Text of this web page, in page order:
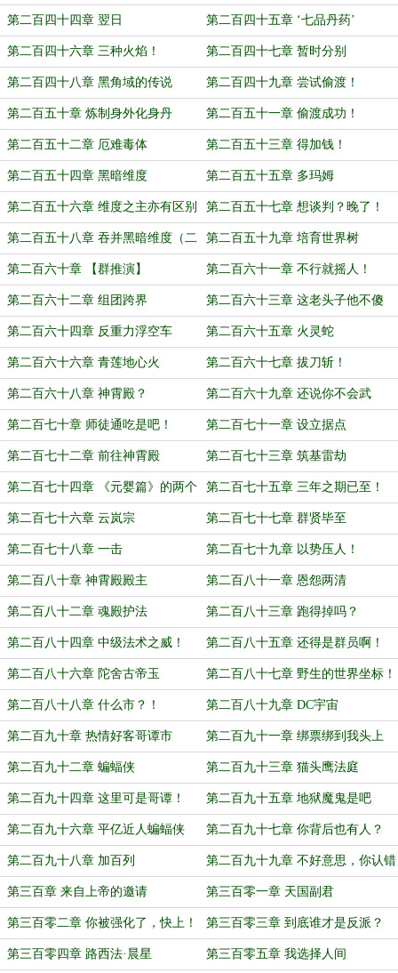
第二百四十四章 翌日 第二百四十五章 ‘七品丹药’
第二百四十六章 三种火焰！ 第二百四十七章 暂时分别
第二百四十八章 黑角域的传说 第二百四十九章 尝试偷渡！
第二百五十章 炼制身外化身丹 第二百五十一章 偷渡成功！
第二百五十二章 厄难毒体 第二百五十三章 得加钱！
第二百五十四章 黑暗维度 第二百五十五章 多玛姆
第二百五十六章 维度之主亦有区别 第二百五十七章 想谈判？晚了！
第二百五十八章 吞并黑暗维度（二
合一）
第二百五十九章 培育世界树
第二百六十章 【群推演】 第二百六十一章 不行就摇人！
第二百六十二章 组团跨界 第二百六十三章 这老头子他不傻
第二百六十四章 反重力浮空车 第二百六十五章 火灵蛇
第二百六十六章 青莲地心火 第二百六十七章 拔刀斩！
第二百六十八章 神霄殿？ 第二百六十九章 还说你不会武
功？！
第二百七十章 师徒通吃是吧！ 第二百七十一章 设立据点
第二百七十二章 前往神霄殿 第二百七十三章 筑基雷劫
第二百七十四章 《元婴篇》的两个
大方向
第二百七十五章 三年之期已至！
第二百七十六章 云岚宗 第二百七十七章 群贤毕至
第二百七十八章 一击 第二百七十九章 以势压人！
第二百八十章 神霄殿殿主 第二百八十一章 恩怨两清
第二百八十二章 魂殿护法 第二百八十三章 跑得掉吗？
第二百八十四章 中级法术之威！ 第二百八十五章 还得是群员啊！
第二百八十六章 陀舍古帝玉 第二百八十七章 野生的世界坐标！
第二百八十八章 什么市？！ 第二百八十九章 DC宇宙
第二百九十章 热情好客哥谭市 第二百九十一章 绑票绑到我头上
了？
第二百九十二章 蝙蝠侠 第二百九十三章 猫头鹰法庭
第二百九十四章 这里可是哥谭！ 第二百九十五章 地狱魔鬼是吧
第二百九十六章 平亿近人蝙蝠侠 第二百九十七章 你背后也有人？
第二百九十八章 加百列 第二百九十九章 不好意思，你认错
人了
第三百章 来自上帝的邀请 第三百零一章 天国副君
第三百零二章 你被强化了，快上！ 第三百零三章 到底谁才是反派？
第三百零四章 路西法·晨星 第三百零五章 我选择人间